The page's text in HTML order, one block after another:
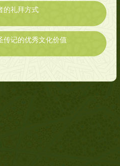
的礼拜方式
传记的优秀文化价值